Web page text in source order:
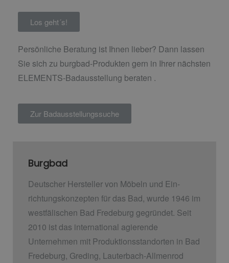
Los geht´s!
Persönliche Beratung ist Ihnen lieber? Dann lassen
Sie sich zu burgbad-Produkten gern in Ihrer nächsten
ELEMENTS-Badausstellung beraten .
Zur Badausstellungssuche
Burgbad
Deutscher Hersteller von Möbeln und Ein­
richtungskonzepten für das Bad, wurde 1946 im
westfälischen Bad Fredeburg gegründet. Seit
2010 ist das international agierende
Unternehmen mit Produktionsstandorten in Bad
Fredeburg, Greding, Lauterbach-Allmenrod